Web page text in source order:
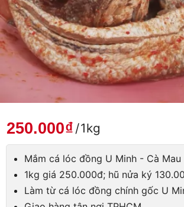
250.000₫ /1kg
Mắm cá lóc đồng U Minh - Cà Mau
1kg giá 250.000đ; hũ nửa ký
Làm từ cá lóc đồng chính gốc U